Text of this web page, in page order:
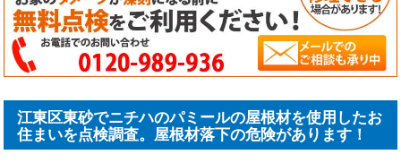
江東区東砂でニチハのパミールの屋根材を使用したお
住まいを点検調査。屋根材落下の危険があります！